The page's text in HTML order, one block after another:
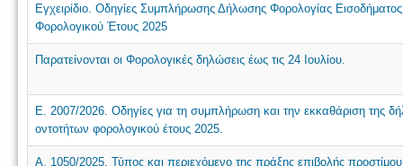
Εγχειρίδιο. Οδηγίες Συμπλήρωσης Δήλωσης Φορολογίας
Φορολογικού Έτους 2025
Παρατείνονται οι Φορολογικές δηλώσεις έως τις 24 Ιουλίου.
Ε. 2007/2026. Οδηγίες για τη συμπλήρωση και την εκκαθάριση της
οντοτήτων φορολογικού έτους 2025.
Α. 1050/2025. Τύπος και περιεχόμενο της πράξης επιβολής